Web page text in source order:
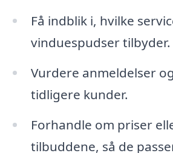
Få indblik i, hvilke
vinduespudser tilbyder.
Vurdere anmeldelser
tidligere kunder.
Forhandle om priser
tilbuddene, så de